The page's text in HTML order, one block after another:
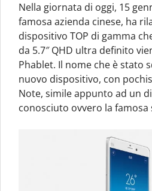
Nella giornata di oggi, 15
famosa azienda cinese, ha
dispositivo TOP di gamma
da 5.7″ QHD ultra definito
Phablet. Il nome che è stato
nuovo dispositivo, con
Note, simile appunto ad un
conosciuto ovvero la famosa